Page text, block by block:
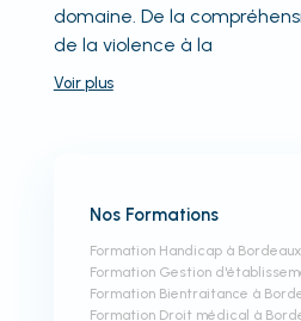
domaine. De la
de la violence à la
Voir plus
Nos Formations
Formation Handicap à Bordeaux
Formation Gestion
Formation Bientraitance à
Formation Droit médical à